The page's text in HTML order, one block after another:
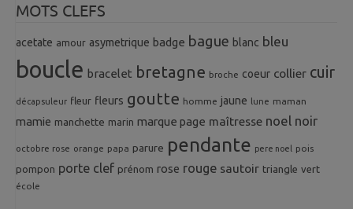
MOTS CLEFS
acetate amour asymetrique badge bague blanc bleu
boucle bracelet bretagne broche coeur collier cuir
décapsuleur fleur fleurs goutte homme jaune lune maman
mamie manchette marin marque page maîtresse noel noir
octobre rose orange papa parure pendante pere noel pois
pompon porte clef prénom rose rouge sautoir triangle vert
école